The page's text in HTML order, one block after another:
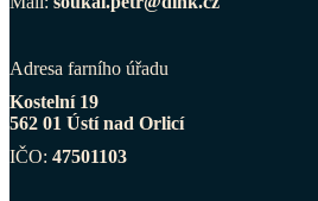
Adresa farního úřadu
Kostelní 19
562 01 Ústí nad Orlicí
IČO: 47501103